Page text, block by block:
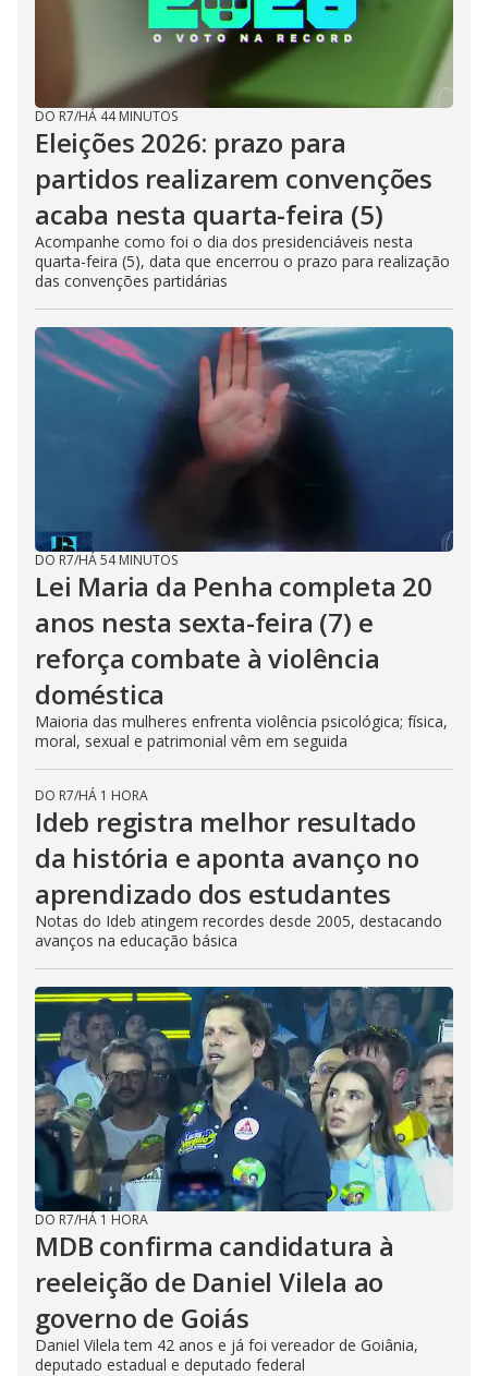
DO R7/HÁ 44 MINUTOS
Eleições 2026: prazo para
partidos realizarem convenções
acaba nesta quarta-feira (5)
Acompanhe como foi o dia dos presidenciáveis nesta
quarta-feira (5), data que encerrou o prazo para realização
das convenções partidárias
DO R7/HÁ 54 MINUTOS
Lei Maria da Penha completa 20
anos nesta sexta-feira (7) e
reforça combate à violência
doméstica
Maioria das mulheres enfrenta violência psicológica; física,
moral, sexual e patrimonial vêm em seguida
DO R7/HÁ 1 HORA
Ideb registra melhor resultado
da história e aponta avanço no
aprendizado dos estudantes
Notas do Ideb atingem recordes desde 2005, destacando
avanços na educação básica
DO R7/HÁ 1 HORA
MDB confirma candidatura à
reeleição de Daniel Vilela ao
governo de Goiás
Daniel Vilela tem 42 anos e já foi vereador de Goiânia,
deputado estadual e deputado federal